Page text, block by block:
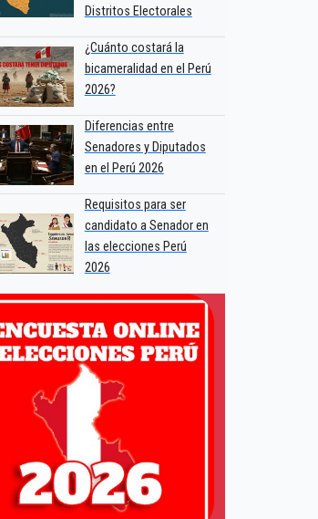
Distritos Electorales
¿Cuánto costará la
bicameralidad en el Perú
2026?
Diferencias entre
Senadores y Diputados
en el Perú 2026
Requisitos para ser
candidato a Senador en
las elecciones Perú
2026